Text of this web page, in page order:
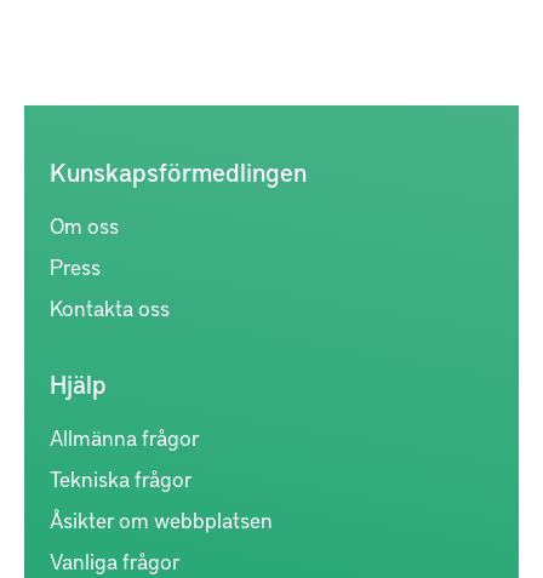
Kunskapsförmedlingen
Om oss
Press
Kontakta oss
Hjälp
Allmänna frågor
Tekniska frågor
Åsikter om webbplatsen
Vanliga frågor